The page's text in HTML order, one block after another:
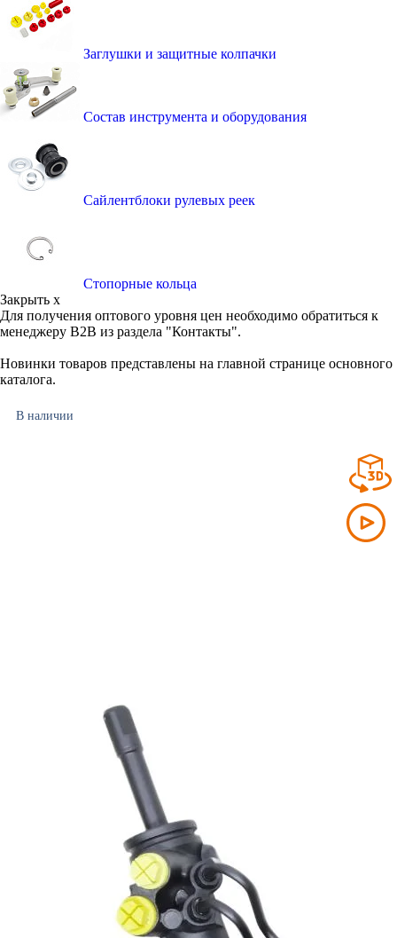
Заглушки и защитные колпачки
Состав инструмента и оборудования
Сайлентблоки рулевых реек
Стопорные кольца
Закрыть x
Для получения оптового уровня цен необходимо обратиться к
менеджеру B2B из раздела "Контакты".
Новинки товаров представлены на главной странице основного
каталога.
В наличии